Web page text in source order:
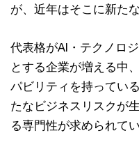
が、近年はそこに新た
代表格がAI・テクノロ
とする企業が増える中
パビリティを持ってい
たなビジネスリスクが
る専門性が求められてい